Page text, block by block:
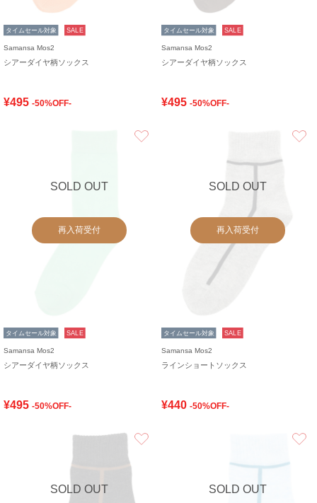
タイムセール対象 SALE
Samansa Mos2
シアーダイヤ柄ソックス
¥495 -50%OFF-
タイムセール対象 SALE
Samansa Mos2
シアーダイヤ柄ソックス
¥495 -50%OFF-
SOLD OUT
再入荷受付
タイムセール対象 SALE
Samansa Mos2
シアーダイヤ柄ソックス
¥495 -50%OFF-
SOLD OUT
再入荷受付
タイムセール対象 SALE
Samansa Mos2
ラインショートソックス
¥440 -50%OFF-
SOLD OUT SOLD OUT